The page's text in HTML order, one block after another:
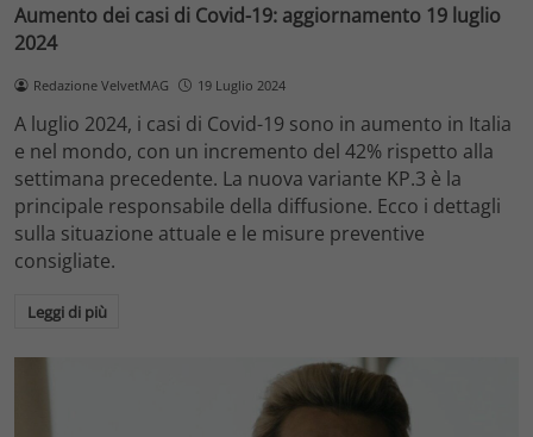
Aumento dei casi di Covid-19: aggiornamento 19 luglio
2024
Redazione VelvetMAG 19 Luglio 2024
A luglio 2024, i casi di Covid-19 sono in aumento in Italia
e nel mondo, con un incremento del 42% rispetto alla
settimana precedente. La nuova variante KP.3 è la
principale responsabile della diffusione. Ecco i dettagli
sulla situazione attuale e le misure preventive
consigliate.
Leggi di più